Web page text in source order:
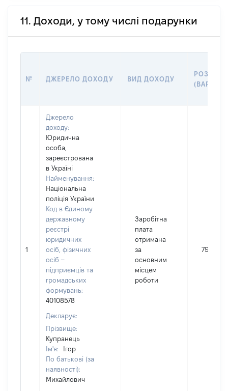
11. Доходи, у тому числі подарунки
№ ДЖЕРЕЛО ДОХОДУ ВИД ДОХОДУ
РОЗМІР
1
Джерело
доходу:
Юридична
особа,
зареєстрована
в Україні
Найменування:
Національна
поліція України
Код в Єдиному
державному
реєстрі
юридичних
осіб, фізичних
осіб –
підприємців та
громадських
формувань:
40108578
Декларує:
Прізвище:
Купранець
Ім'я:
Ігор
По батькові (за
наявності):
Михайлович
Заробітна
плата
отримана
за
основним
місцем
роботи
794603